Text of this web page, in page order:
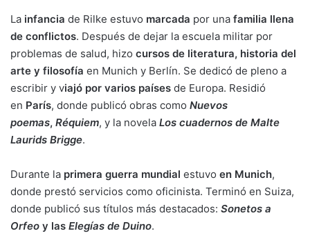
La infancia de Rilke estuvo marcada por una familia llena
de conflictos. Después de dejar la escuela militar por
problemas de salud, hizo cursos de literatura, historia del
arte y filosofía en Munich y Berlín. Se dedicó de pleno a
escribir y viajó por varios países de Europa. Residió
en París, donde publicó obras como Nuevos
poemas, Réquiem, y la novela Los cuadernos de Malte
Laurids Brigge.
Durante la primera guerra mundial estuvo en Munich,
donde prestó servicios como oficinista. Terminó en Suiza,
donde publicó sus títulos más destacados: Sonetos a
Orfeo y las Elegías de Duino.